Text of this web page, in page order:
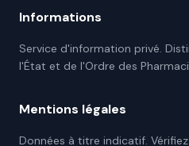
Informations
Service d'information privé.
l'État et de l'Ordre des
Mentions légales
Données à titre indicatif.